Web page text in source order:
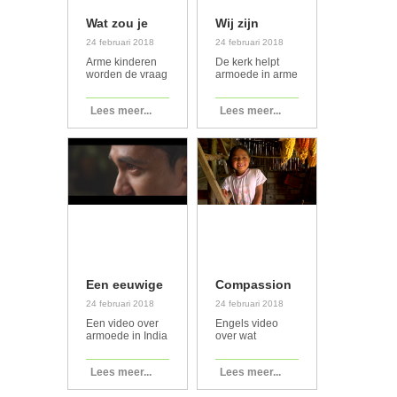
Wat zou je
aan God
vragen?
24 februari 2018
Arme kinderen
worden de vraag
aan God zouden
vragen als ze de
Lees meer...
Wij zijn
Compassion
– Armoede
24 februari 2018
De kerk helpt
armoede in arme
Compassion zet
zich hiervoor in.
de partner van
de kerk....
Lees meer...
Een eeuwige
impact –
Compassion
24 februari 2018
Een video over
armoede in India
Compassion....
Lees meer...
Compassion
– Wat is
armoede?
24 februari 2018
Engels video
over wat
Armoede is hoop
en moet opgelost
Lees meer...